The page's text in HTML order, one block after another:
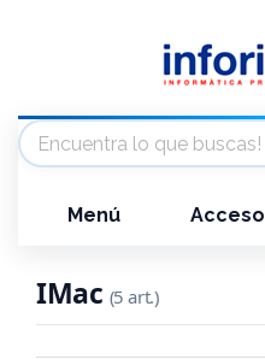
Menú Acceso
IMac (5 art.)